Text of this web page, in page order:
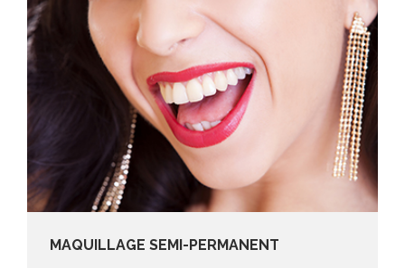
MAQUILLAGE SEMI-PERMANENT